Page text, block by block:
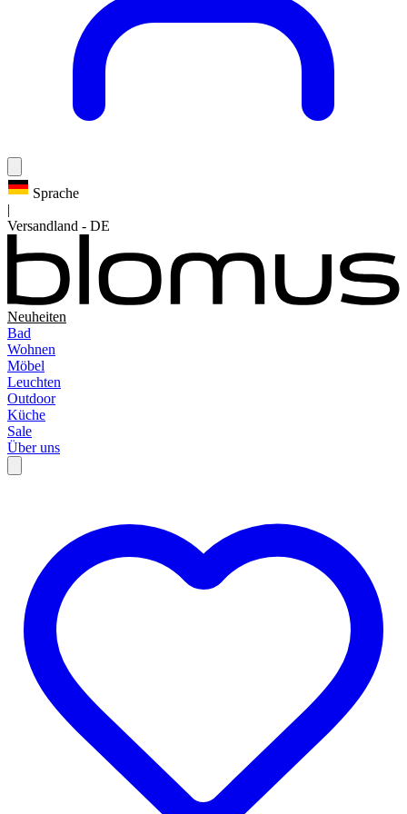
Sprache
|
Versandland - DE
Neuheiten
Bad
Wohnen
Möbel
Leuchten
Outdoor
Küche
Sale
Über uns